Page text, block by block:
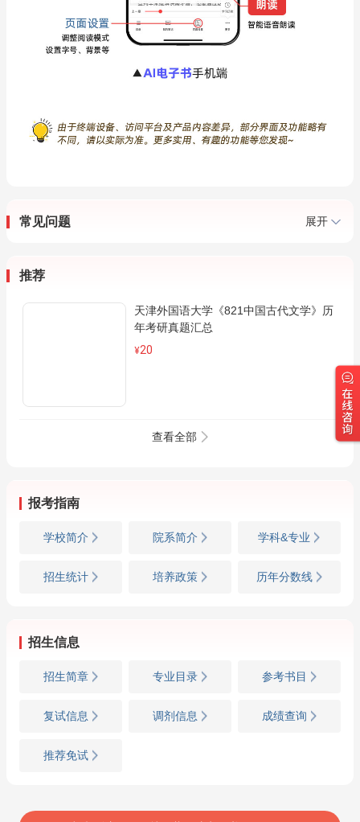
常见问题 展开
推荐
天津外国语大学《821中国古代文学》历
年考研真题汇总
¥20
查看全部
报考指南
学校简介 院系简介 学科&专业
招生统计 培养政策 历年分数线
招生信息
招生简章 专业目录 参考书目
复试信息 调剂信息 成绩查询
推荐免试